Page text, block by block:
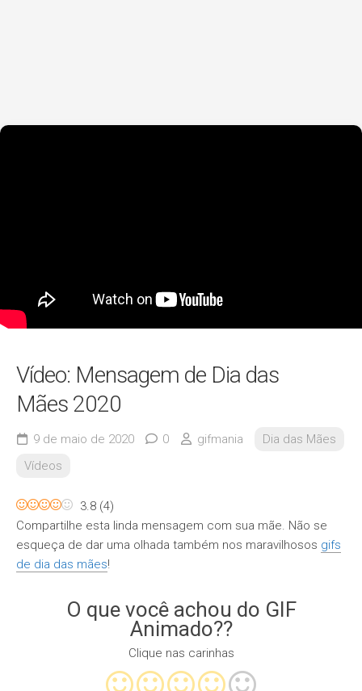
Vídeo: Mensagem de Dia das
Mães 2020
9 de maio de 2020 0 gifmania
Dia das Mães
Vídeos
3.8 (4)
Compartilhe esta linda mensagem com sua mãe. Não se
esqueça de dar uma olhada também nos maravilhosos gifs
de dia das mães!
O que você achou do GIF
Animado??
Clique nas carinhas